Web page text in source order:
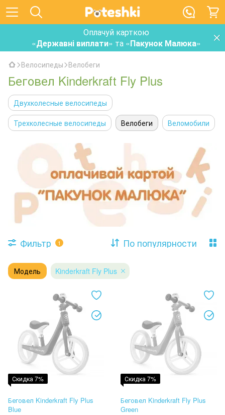
Оплачуй карткою
«Державні виплати» та «Пакунок Малюка»
Велосипеды Велобеги
Беговел Kinderkraft Fly Plus
Двухколесные велосипеды
Трехколесные велосипеды
Велобеги Веломобили
Фильтр 1 По популярности
Модель Kinderkraft Fly Plus
Скидка 7%
Беговел Kinderkraft Fly Plus
Blue
Скидка 7%
Беговел Kinderkraft Fly Plus
Green